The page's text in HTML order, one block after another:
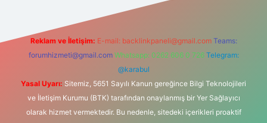
Reklam ve İletişim: E-mail: backlinkpaneli@gmail.com Teams:
forumhizmeti@gmail.com Whatsapp: 0262 606 0 726 Telegram:
@karabul
Yasal Uyarı: Sitemiz, 5651 Sayılı Kanun gereğince Bilgi Teknolojileri
ve İletişim Kurumu (BTK) tarafından onaylanmış bir Yer Sağlayıcı
olarak hizmet vermektedir. Bu nedenle, sitedeki içerikleri proaktif